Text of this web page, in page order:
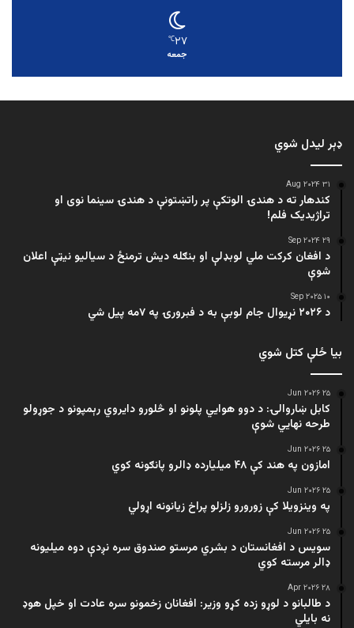
۲۷℃
جمعه
ډېر لیدل شوي
۳۱ Aug ۲۰۲۴
کندهار ته د هندۍ الوتکې پر راتښتونې د هندۍ سینما نوی او
تراژيديک فلم!
۲۹ Sep ۲۰۲۴
د افغان کرکت ملي لوبډلې او بنګله دیش ترمنځ د سیالیو نیټې اعلان
شوې
۱۰ Sep ۲۰۲۵
د ۲۰۲۶ نړیوال جام لوبې به د فبرورۍ په ۷مه پیل شي
بیا ځلې کتل شوي
۲۵ Jun ۲۰۲۶
کابل ښاروالۍ: د دوو هوايي پلونو او څلورو دایروي رېمپونو د جوړولو
طرحه نهایي شوې
۲۵ Jun ۲۰۲۶
امازون په هند کې ۴۸ میلیارده ډالرو پانګونه کوي
۲۵ Jun ۲۰۲۶
په وینزویلا کې زورورو زلزلو پراخ زیانونه اړولي
۲۵ Jun ۲۰۲۶
سویس د افغانستان د بشري مرستو صندوق سره نږدې دوه میلیونه
ډالر مرسته کوي
۲۸ Apr ۲۰۲۶
د طالبانو د لوړو زده کړو وزیر: افغانان زخمونو سره عادت او خپل هوډ
نه بایلي